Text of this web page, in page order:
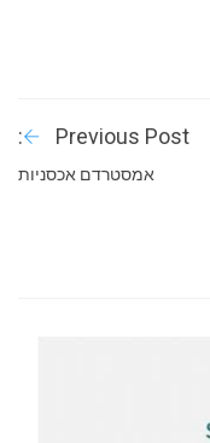
Previous Post:
אמסטרדם אכסניות